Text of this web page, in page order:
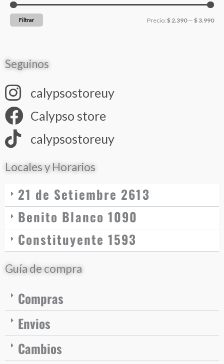
Filtrar Precio: $ 2.390— $ 3.990
Seguinos
calypsostoreuy
Calypso store
calypsostoreuy
Locales y Horarios
21 de Setiembre 2613
Benito Blanco 1090
Constituyente 1593
Guía de compra
Compras
Envios
Cambios